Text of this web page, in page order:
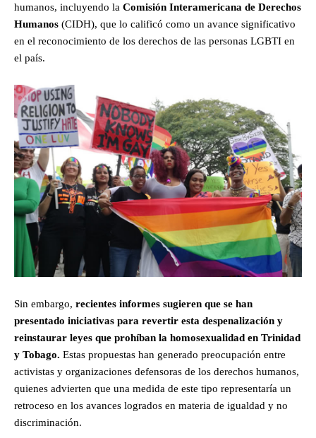
humanos, incluyendo la Comisión Interamericana de Derechos
Humanos (CIDH), que lo calificó como un avance significativo
en el reconocimiento de los derechos de las personas LGBTI en
el país. ​
Sin embargo, recientes informes sugieren que se han
presentado iniciativas para revertir esta despenalización y
reinstaurar leyes que prohíban la homosexualidad en Trinidad
y Tobago. Estas propuestas han generado preocupación entre
activistas y organizaciones defensoras de los derechos humanos,
quienes advierten que una medida de este tipo representaría un
retroceso en los avances logrados en materia de igualdad y no
discriminación.​